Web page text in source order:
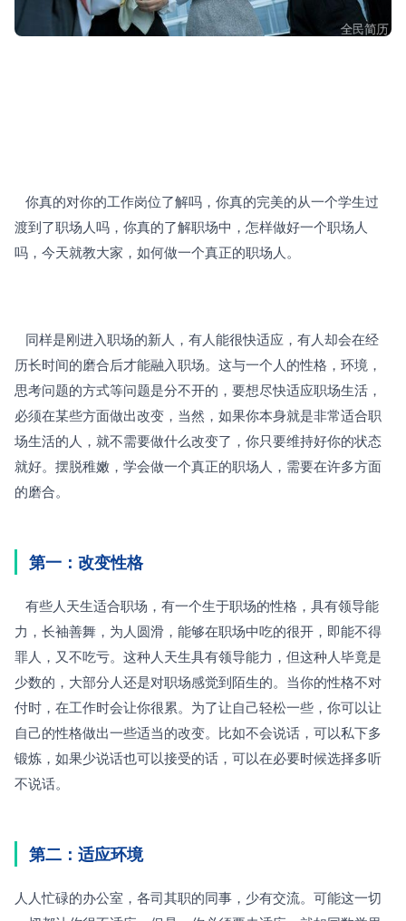
渡到了职场人吗，你真的了解职场中，怎样做好一个职场人
吗，今天就教大家，如何做一个真正的职场人。
历长时间的磨合后才能融入职场。这与一个人的性格，环境，
思考问题的方式等问题是分不开的，要想尽快适应职场生活，
必须在某些方面做出改变，当然，如果你本身就是非常适合职
场生活的人，就不需要做什么改变了，你只要维持好你的状态
就好。摆脱稚嫩，学会做一个真正的职场人，需要在许多方面
的磨合。
第一：改变性格
力，长袖善舞，为人圆滑，能够在职场中吃的很开，即能不得
罪人，又不吃亏。这种人天生具有领导能力，但这种人毕竟是
少数的，大部分人还是对职场感觉到陌生的。当你的性格不对
付时，在工作时会让你很累。为了让自己轻松一些，你可以让
自己的性格做出一些适当的改变。比如不会说话，可以私下多
锻炼，如果少说话也可以接受的话，可以在必要时候选择多听
不说话。
第二：适应环境
人人忙碌的办公室，各司其职的同事，少有交流。可能这一切